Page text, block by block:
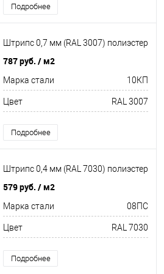
Подробнее
Штрипс 0,7 мм (RAL 3007) полиэстер
787 руб. / м2
Марка стали 10КП
Цвет RAL 3007
Подробнее
Штрипс 0,4 мм (RAL 7030) полиэстер
579 руб. / м2
Марка стали 08ПС
Цвет RAL 7030
Подробнее